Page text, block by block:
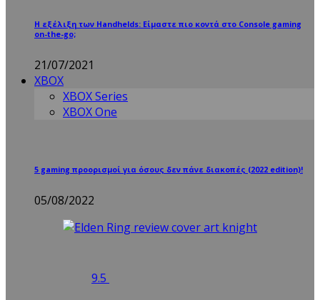
Η εξέλιξη των Handhelds: Είμαστε πιο κοντά στο Console gaming
on-the-go;
21/07/2021
XBOX
XBOX Series
XBOX One
5 gaming προορισμοί για όσους δεν πάνε διακοπές (2022 edition)!
05/08/2022
9.5